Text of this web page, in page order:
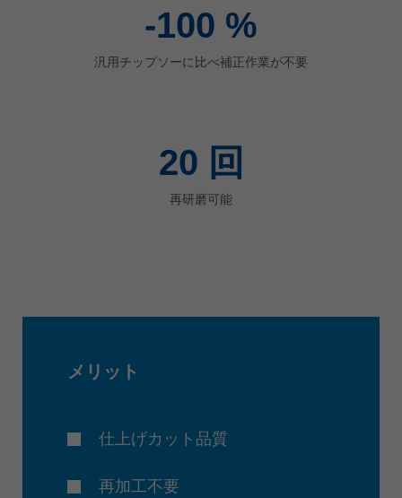
yкраїнська
-100 %
汎用チップソーに比べ補正作業が不要
20 回
再研磨可能
メリット
仕上げカット品質
再加工不要